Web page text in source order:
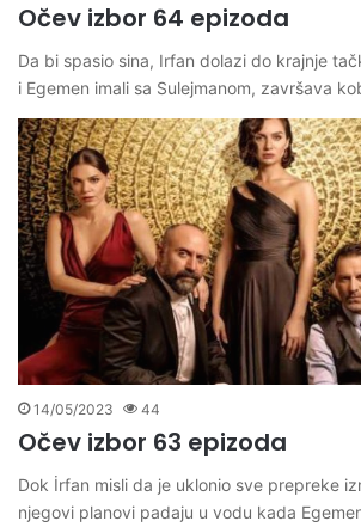
Očev izbor 64 epizoda
Da bi spasio sina, Irfan dolazi do krajnje
i Egemen imali sa Sulejmanom, završava
14/05/2023 44
Očev izbor 63 epizoda
Dok İrfan misli da je uklonio sve prepreke
njegovi planovi padaju u vodu kada